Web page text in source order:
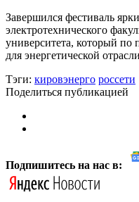
Завершился фестиваль
электротехнического
университета, который по
для энергетической
Тэги: кировэнерго россети
Поделиться публикацией
Подпишитесь на нас в: